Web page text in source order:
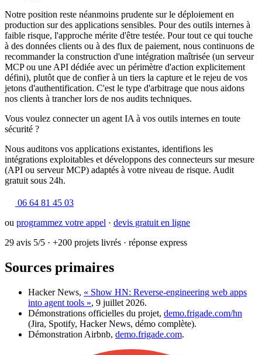
Notre position reste néanmoins prudente sur le déploiement en
production sur des applications sensibles. Pour des outils internes à
faible risque, l'approche mérite d'être testée. Pour tout ce qui touche
à des données clients ou à des flux de paiement, nous continuons de
recommander la construction d'une intégration maîtrisée (un serveur
MCP ou une API dédiée avec un périmètre d'action explicitement
défini), plutôt que de confier à un tiers la capture et le rejeu de vos
jetons d'authentification. C'est le type d'arbitrage que nous aidons
nos clients à trancher lors de nos audits techniques.
Vous voulez connecter un agent IA à vos outils internes en toute
sécurité ?
Nous auditons vos applications existantes, identifions les
intégrations exploitables et développons des connecteurs sur mesure
(API ou serveur MCP) adaptés à votre niveau de risque. Audit
gratuit sous 24h.
06 64 81 45 03
ou programmez votre appel · devis gratuit en ligne
29 avis 5/5 · +200 projets livrés · réponse express
Sources primaires
Hacker News, « Show HN: Reverse-engineering web apps
into agent tools », 9 juillet 2026.
Démonstrations officielles du projet, demo.frigade.com/hn
(Jira, Spotify, Hacker News, démo complète).
Démonstration Airbnb, demo.frigade.com.